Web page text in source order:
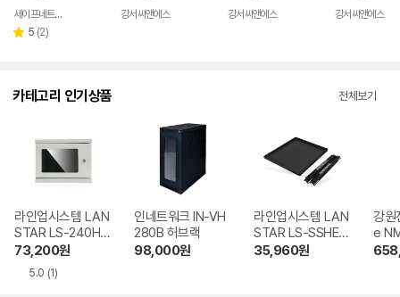
세이프네트워크
별 5 리
(2)
강서씨앤에스 강서씨앤에스 강서씨앤에스
카테고리 인기상품 전체보기
라인업시스템 LAN
STAR LS-240HM
허브랙
73,200원
5.0 (1)
인네트워크 IN-VH
280B 허브랙
98,000원
라인업시스템 LAN
STAR LS-SSHE-1
220HB 허브랙 선
35,960원
강원
e
방음